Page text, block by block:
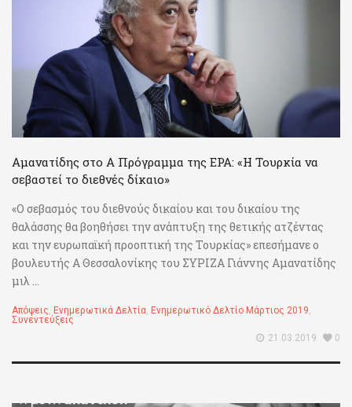
Αμανατίδης στο Α Πρόγραμμα της ΕΡΑ: «Η Τουρκία να
σεβαστεί το διεθνές δίκαιο»
«Ο σεβασμός του διεθνούς δικαίου και του δικαίου της
θαλάσσης θα βοηθήσει την ανάπτυξη της θετικής ατζέντας
και την ευρωπαϊκή προοπτική της Τουρκίας» επεσήμανε ο
βουλευτής Α Θεσσαλονίκης του ΣΥΡΙΖΑ Γιάννης Αμανατίδης
μιλ ...
Απόψεις Ενημερωτικά Δελτία Ενημερωτικό Δελτίο Μάρτιος 2019
Συνεντεύξεις
21.03.2019
0